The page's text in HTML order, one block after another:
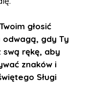
głosić
odwagą, gdy Ty
swą rękę, aby
znaków i
Sługi